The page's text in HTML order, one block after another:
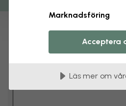
Lägg till
Kommentar #1
Marknadsföring
Acceptera
Läs mer om